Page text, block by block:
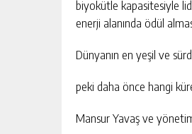
biyokütle kapasitesiyle
enerji alanında ödül
Dünyanın en yeşil ve
peki daha önce hangi
Mansur Yavaş ve